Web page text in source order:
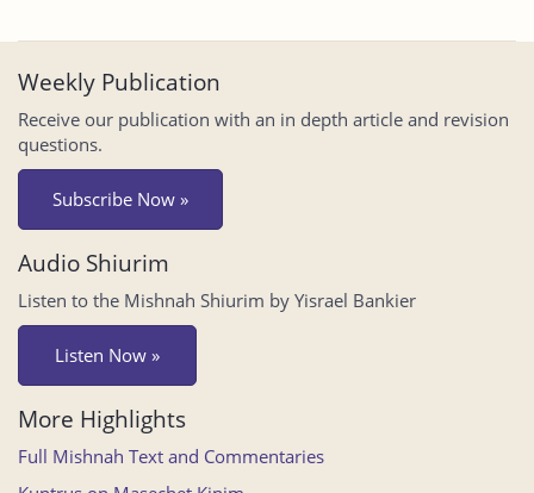
Weekly Publication
Receive our publication with an in depth article and revision
questions.
Subscribe Now »
Audio Shiurim
Listen to the Mishnah Shiurim by Yisrael Bankier
Listen Now »
More Highlights
Full Mishnah Text and Commentaries